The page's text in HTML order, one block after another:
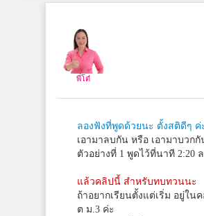
พี่โต๋
ลองฟังที่พูดด้วยนะ ตั้งสติดีๆ ค่
เอามาลบกัน หรือ เอามาบวกกั
ตัวอย่างที่ 1 พูดไว้ที่นาที 2:20
แล้วคลิปนี้ สำหรับทบทวนนะ
ถ้าอยากเรียนตั้งแต่เริ่ม อยู่ใน
ต ม.3 ค่ะ